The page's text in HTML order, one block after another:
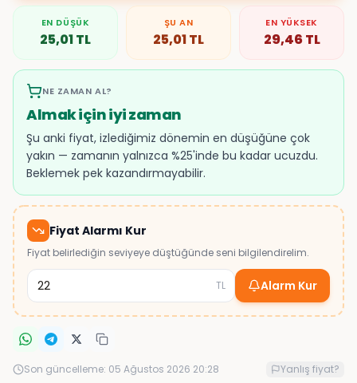
EN DÜŞÜK
25,01TL
ŞU AN
25,01TL
EN YÜKSEK
29,46TL
NE ZAMAN AL?
Almak için iyi zaman
Şu anki fiyat, izlediğimiz dönemin en düşüğüne çok
yakın — zamanın yalnızca %25'inde bu kadar ucuzdu.
Beklemek pek kazandırmayabilir.
Fiyat Alarmı Kur
Fiyat belirlediğin seviyeye düştüğünde seni bilgilendirelim.
TL Alarm Kur
Son güncelleme: 05 Ağustos 2026 20:28 Yanlış fiyat?